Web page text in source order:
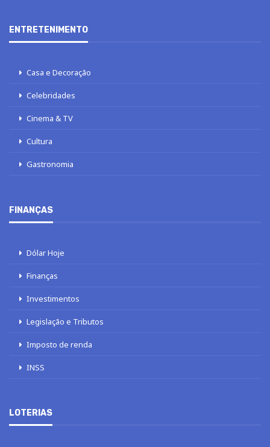
ENTRETENIMENTO
Casa e Decoração
Celebridades
Cinema & TV
Cultura
Gastronomia
FINANÇAS
Dólar Hoje
Finanças
Investimentos
Legislação e Tributos
Imposto de renda
INSS
LOTERIAS